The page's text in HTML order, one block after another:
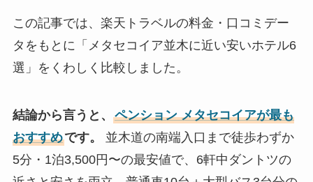
この記事では、楽天トラベルの料金・口コミデー
タをもとに「メタセコイア並木に近い安いホテル6
選」をくわしく比較しました。
結論から言うと、 ペンション メタセコイアが最も
おすすめです。
並木道の南端入口まで徒歩わずか
5分・1泊3,500円〜の最安値で、6軒中ダントツの